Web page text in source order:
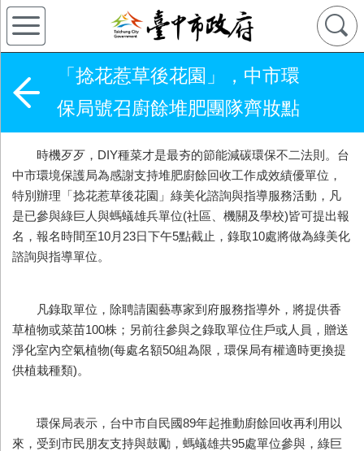
「捻花惹草後花園」，中市環
保局號召廚餘堆肥團隊齊妝點
時機歹歹，DIY種菜才是最夯的節能減碳環保不二法則。台
中市環境保護局為感謝支持堆肥廚餘回收工作成效績優單位，
特別辦理「捻花惹草後花園」綠美化諮詢與指導服務活動，凡
是已參與綠巨人與螞蟻雄兵單位(社區、機關及學校)皆可提出報
名，報名時間至10月23日下午5點截止，錄取10處將做為綠美化
諮詢與指導單位。
凡錄取單位，除聘請園藝專家到府服務指導外，將提供香
草植物或菜苗100株；另前往參與之錄取單位住戶或人員，贈送
淨化室內空氣植物(每處名額50組為限，環保局有權適時更換提
供植栽種類)。
環保局表示，台中市自民國89年起推動廚餘回收再利用以
來，受到市民朋友支持與鼓勵，螞蟻雄共95處單位參與，綠巨